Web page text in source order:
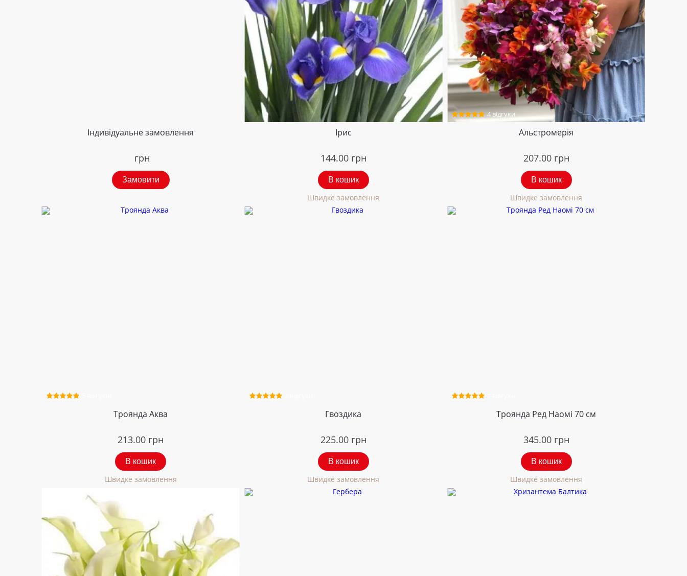
Індивідуальне замовлення
грн
Замовити
Ірис
144.00 грн
В кошик
Швидке замовлення
4 відгуки
Альстромерія
207.00 грн
В кошик
Швидке замовлення
Троянда Аква
213.00 грн
В кошик
Швидке замовлення
Гвоздика
225.00 грн
В кошик
Швидке замовлення
Троянда Ред Наомі 70 см
345.00 грн
В кошик
Швидке замовлення